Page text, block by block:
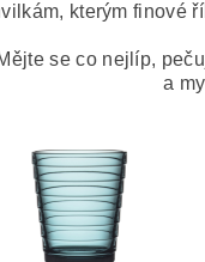
kterým finové
se co nejlíp,
a